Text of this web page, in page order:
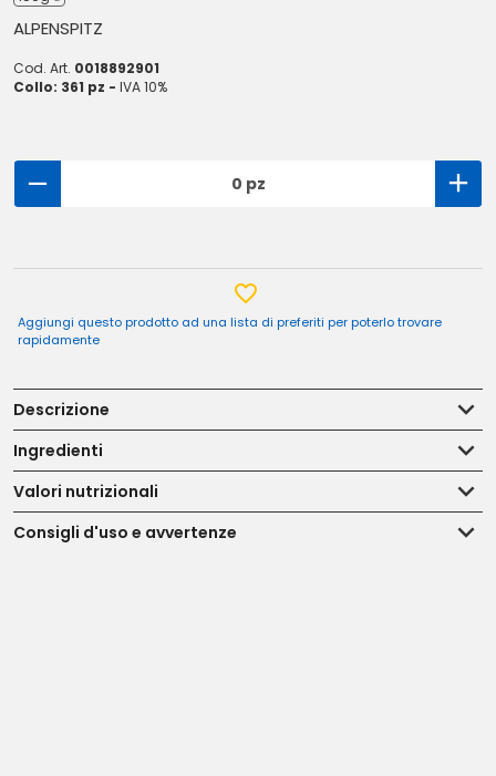
ALPENSPITZ
Cod. Art. 0018892901
Collo: 361 pz - IVA 10%
0 pz
Aggiungi questo prodotto ad una lista di preferiti per poterlo trovare
rapidamente
Descrizione
Ingredienti
Valori nutrizionali
Consigli d'uso e avvertenze